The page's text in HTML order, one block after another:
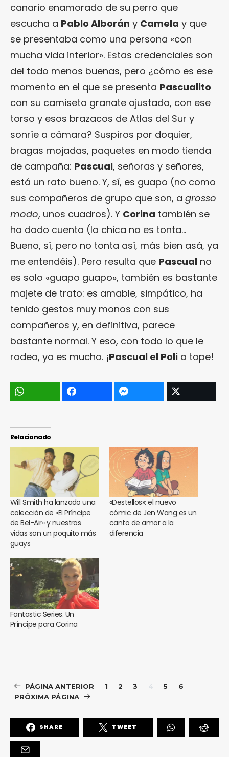
canario enamorado de su perro que
escucha a Pablo Alborán y Camela y que
se presentaba como una persona «con
mucha vida interior». Estas credenciales son
del todo menos buenas, pero ¿cómo es ese
momento en el que se presenta Pascualito
con su camiseta granate ajustada, con ese
torso y esos brazacos de Atlas del Sur y
sonríe a cámara? Suspiros por doquier,
bragas mojadas, paquetes en modo tienda
de campaña: Pascual, señoras y señores,
está un rato bueno. Y, sí, es guapo (no como
sus compañeros de grupo que son, a grosso
modo, unos cuadros). Y Corina también se
ha dado cuenta (la chica no es tonta…
Bueno, sí, pero no tonta así, más bien asá, ya
me entendéis). Pero resulta que Pascual no
es solo «guapo guapo», también es bastante
majete de trato: es amable, simpático, ha
tenido gestos muy monos con sus
compañeros y, en definitiva, parece
bastante normal. Y eso, con todo lo que le
rodea, ya es mucho. ¡Pascual el Poli a tope!
Relacionado
Will Smith ha lanzado una
colección de «El Príncipe
de Bel-Air» y nuestras
vidas son un poquito más
guays
«Destellos»: el nuevo
cómic de Jen Wang es un
canto de amor a la
diferencia
Fantastic Series. Un
Príncipe para Corina
PÁGINA ANTERIOR 1 2 3 4 5
6
PRÓXIMA PÁGINA
SHARE TWEET